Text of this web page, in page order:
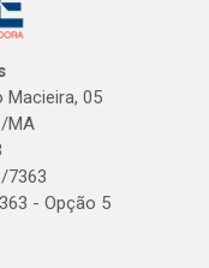
Macieira, 05
MA
7363
- Opção 5